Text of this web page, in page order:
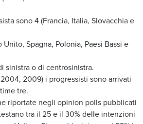
sono 4 (Francia, Italia, Slovacchia e
Spagna, Polonia, Paesi Bassi e
sinistra o di centrosinistra.
2009) i progressisti sono arrivati
tre.
riportate negli opinion polls pubblicati
tra il 25 e il 30% delle intenzioni